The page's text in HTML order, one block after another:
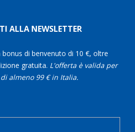
ALLA NEWSLETTER
bonus di benvenuto di 10 €, oltre
gratuita. L'offerta è valida per
almeno 99 € in Italia.